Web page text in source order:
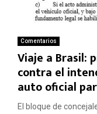
Comentarios
Viaje a Brasil:
contra el
auto oficial
El bloque de